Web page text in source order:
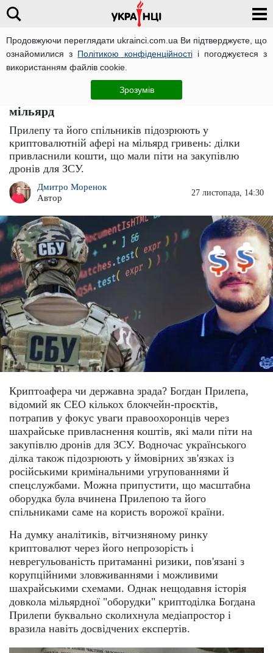
Продовжуючи переглядати ukrainci.com.ua Ви підтверджуєте, що
ознайомилися з Політикою конфіденційностіі погоджуєтеся з
використанням файлів cookie.
Зрозумів
Компромат
Криптопройдисвіта Приходька підозрюють у
співпраці з ФСБ: міг ошукати військових на
мільярд
Прилепу та його спільників підозрюють у
криптовалютній афері на мільярд гривень: ділки
привласнили кошти, що мали піти на закупівлю
дронів для ЗСУ.
Дмитро Моренок
Автор
27 листопада, 14:30
Криптоафера чи державна зрада? Богдан Прилепа,
відомий як CЕО кількох блокчейн-проєктів,
потрапив у фокус уваги правоохоронців через
шахрайське привласнення коштів, які мали піти на
закупівлю дронів для ЗСУ. Водночас українського
ділка також підозрюють у ймовірних зв'язках із
російськими кримінальними угрупованнями й
спецслужбами. Можна припустити, що масштабна
оборудка була вчинена Прилепою та його
спільниками саме на користь ворожої країни.
На думку аналітиків, вітчизняному ринку
криптовалют через його непрозорість і
неврегульованість притаманні ризики, пов'язані з
корупційними зловживаннями і можливими
шахрайськими схемами. Однак нещодавня історія
довкола мільярдної "оборудки" криптоділка Богдана
Прилепи буквально сколихнула медіапростор і
вразила навіть досвідчених експертів.